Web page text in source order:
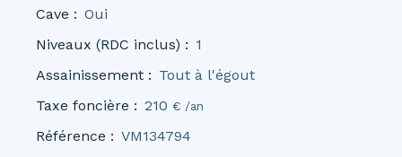
Cave : Oui
Niveaux (RDC inclus) : 1
Assainissement : Tout à l'égout
Taxe foncière : 210 € /an
Référence : VM134794